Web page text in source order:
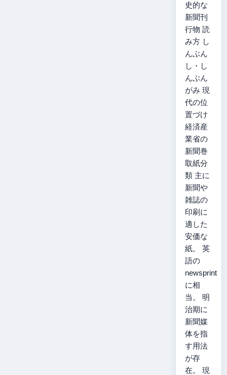
史的な
新聞刊
行物 読
み方 し
んぶん
し・し
んぶん
がみ 現
代の位
置づけ
経済産
業省の
新聞巻
取紙分
類 主に
新聞や
雑誌の
印刷に
適した
安価な
紙。 英
語の
newsprint
に相
当。 明
治期に
新聞媒
体を指
す用法
が存
在。 現